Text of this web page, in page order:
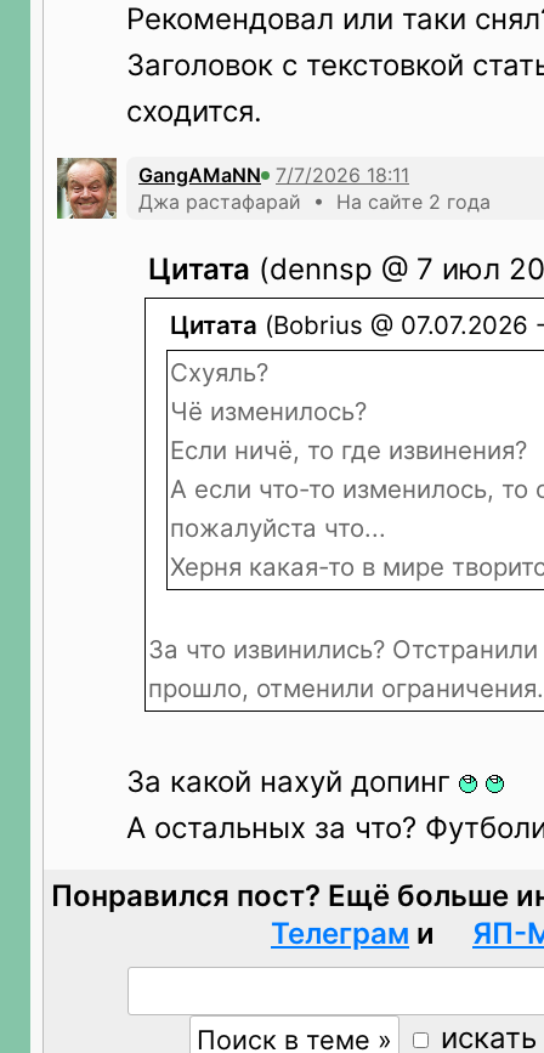
Рекомендовал или таки
Заголовок с текстовкой
сходится.
GangAMaNN
Джа растафарай • На сайте 2 года
Цитата (dennsp @ 7 июл
Цитата (Bobrius @ 07.07.2026
Схуяль?
Чё изменилось?
Если ничё, то где извинения?
А если что-то изменилось, то
пожалуйста что...
Херня какая-то в мире
За что извинились?
прошло, отменили ограничения.
За какой нахуй допинг
А остальных за что?
Понравился пост? Ещё больше
Телеграм и ЯП-